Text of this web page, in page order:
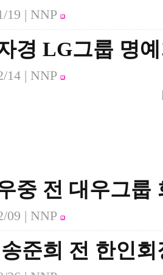
19 | NNP
경 LG그룹 명
14 | NNP
중 전 대우그룹
09 | NNP
준희 전 한인회